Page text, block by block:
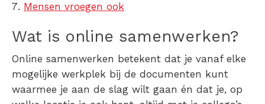
Mensen vroegen ook
Wat is online samenwerken?
Online samenwerken betekent dat je vanaf elke
mogelijke werkplek bij de documenten kunt
waarmee je aan de slag wilt gaan én dat je, op